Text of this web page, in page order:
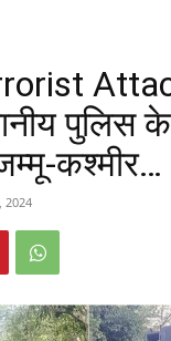
पुलिस
कश्मीर…
2024